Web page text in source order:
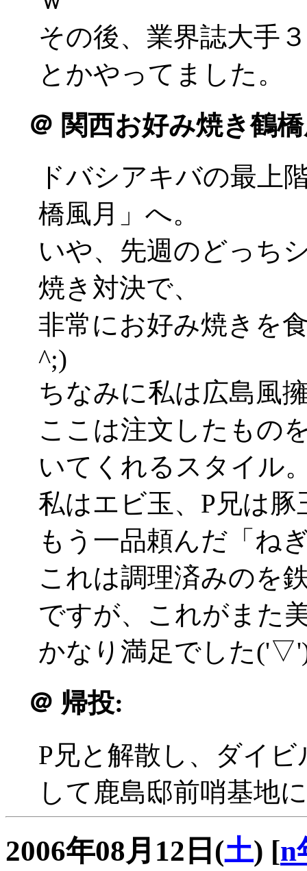
その後、業界誌大手
とかやってました。
＠ 関西お好み焼き鶴
ドバシアキバの最上
橋風月」へ。
いや、先週のどっち
焼き対決で、
非常にお好み焼きを
^;)
ちなみに私は広島風
ここは注文したもの
いてくれるスタイル
私はエビ玉、P兄は豚
もう一品頼んだ「ね
これは調理済みのを
ですが、これがまた
かなり満足でした
＠ 帰投:
P兄と解散し、ダイ
して鹿島邸前哨基地
2006年08月12日(土) [n